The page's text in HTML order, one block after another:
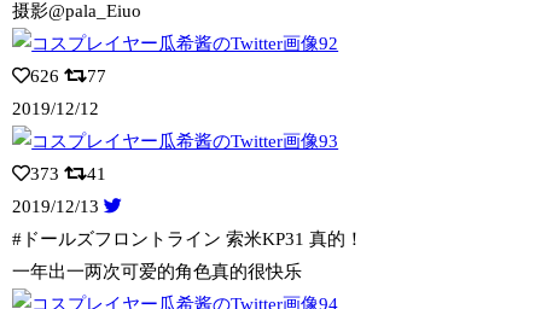
摄影@pala_Eiuo
626
77
2019/12/12
373
41
2019/12/13
#ドールズフロントライン 索米KP31 真的！
一年出一两次可爱的角色真的很快乐